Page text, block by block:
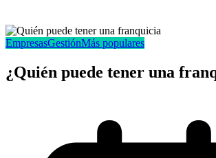
EmpresasGestiónMás populares
¿Quién puede tener una